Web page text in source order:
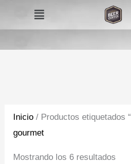
Menú
Inicio / Productos etiquetados
gourmet
Mostrando los 6 resultados